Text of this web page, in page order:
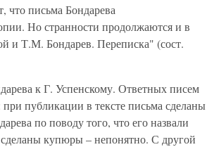
что письма Бондарева
Но странности продолжаются и в
и Т.М. Бондарев. Переписка" (сост.
к Г. Успенскому. Ответных писем
публикации в тексте письма сделаны
по поводу того, что его назвали
купюры – непонятно. С другой